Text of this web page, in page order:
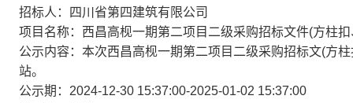
招标人：四川省第四建筑有限公司
项目名称：西昌高枧一期第二项目二级采购招标文件(方柱
公示内容：本次西昌高枧一期第二项目二级采购招标文(方
站。
公示期：2024-12-30 15:37:00-2025-01-02 15:37:00